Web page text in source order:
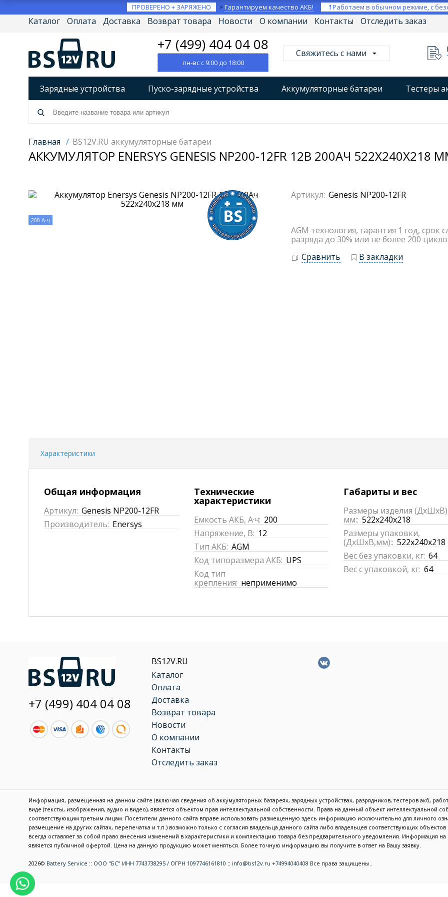
ПРОВЕРЕНО + ЗАРЯЖЕНО ⚡Гарантируем качество АКБ! ❗ Работаем в обычном режиме, с
Каталог Оплата Доставка Возврат товара Новости О компании Контакты Отследить заказ
+7 (499) 404 04 08
пн-вс с 9:00 до 18:00
Свяжитесь с нами
Зарядные устройства Пуско-зарядные устройства Аккумуляторные батареи Тестеры
Разрядно-диагностические устройства
Источники бесперебойного питания (ИБП)
Товары по брендам
Главная / BS12V.RU аккумуляторные батареи
АККУМУЛЯТОР ENERSYS GENESIS NP200-12FR 12В 200АЧ 522X240X218
200 А·ч
Артикул: Genesis NP200-12FR
AGM технология, гарантия 1 год,
разряда до 30% или не более 200
Сравнить
В закладки
Характеристики
Общая информация
Артикул: Genesis NP200-12FR
Производитель: Enersys
Технические
характеристики
Емкость АКБ, А·ч: 200
Напряжение, В: 12
Тип АКБ: AGM
Код типоразмера АКБ: UPS
Код тип
крепления: неприменимо
Габариты и вес
Размеры изделия
мм:: 522x240x218
Размеры упаковки,
(ДхШхВ,мм):: 522x240x218
Вес без упаковки, кг: 64
Вес с упаковкой, кг: 64
+7 (499) 404 04 08
BS12V.RU
Каталог
Оплата
Доставка
Возврат товара
Новости
О компании
Контакты
Отследить заказ
Информация, размещенная на данном сайте (включая сведения об аккумуляторных батареях, зарядных устройствах, разрядников, тестеров акб,
виде (тексты, изображения, аудио и видео), является объектом прав интеллектуальной собственности. Права на данный объект интеллектуальной
соответствующим третьим лицам. Посетители данного сайта вправе использовать размещенную здесь информацию исключительно для личного
размещение на других сайтах, перепечатка и т.п.) возможно только с согласия владельца данного сайта либо владельцев соответствующих
всегда оставляет за собой право внесения изменений в характеристики и комплектацию товара без предварительного уведомления. Информация
является публичной офертой. Цена на данную продукцию может меняться. Более точную информацию вы получите в ответ на Вашу заявку.
2026© Battery Service :: ООО "БС" ИНН 7743738295 / ОГРН 1097746161810 :: info@bs12v.ru +74994040408 Все права защищены..